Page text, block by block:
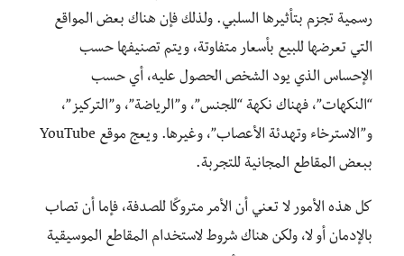
رسمية تجزم بتأثيرها السلبي. ولذلك فإن هناك بعض المواقع
التي تعرضها للبيع بأسعار متفاوتة، ويتم تصنيفها حسب
الإحساس الذي يود الشخص الحصول عليه، أي حسب
“النكهات”، فهناك نكهة “للجنس”، و”الرياضة”، و”التركيز”،
و”الاسترخاء وتهدئة الأعصاب”، وغيرها. ويعج موقع YouTube
ببعض المقاطع المجانية للتجربة.
كل هذه الأمور لا تعني أن الأمر متروكًا للصدفة، فإما أن تصاب
بالإدمان أو لا، ولكن هناك شروط لاستخدام المقاطع الموسيقية